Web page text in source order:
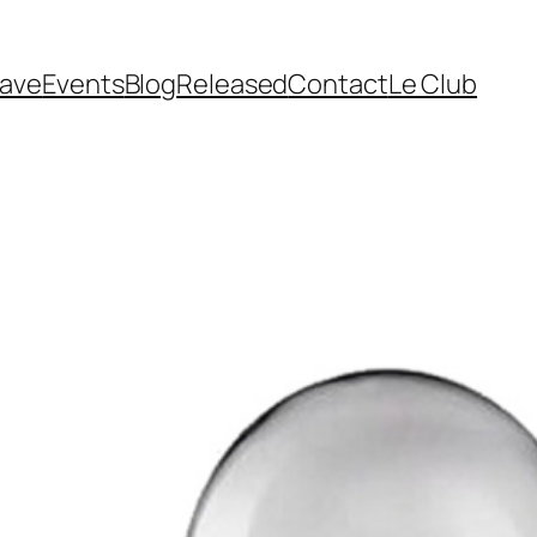
EventsBlogReleasedContactLe Club